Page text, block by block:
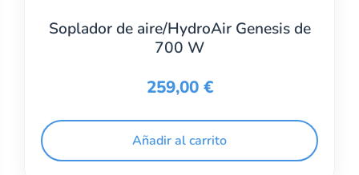
Soplador de aire/HydroAir Genesis de
700 W
259,00 €
Añadir al carrito